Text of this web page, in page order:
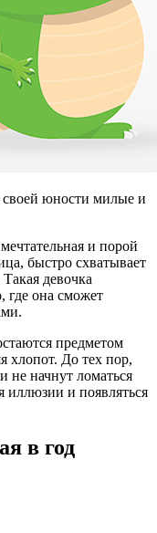
юности милые и
и порой
быстро схватывает
девочка
где она сможет
предметом
хлопот. До тех пор,
не начнут ломаться
иллюзии и появляться
в год